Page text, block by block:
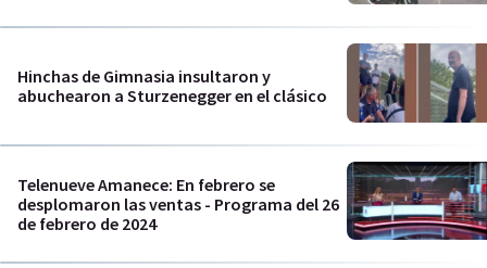
Hinchas de Gimnasia insultaron y
abuchearon a Sturzenegger en el clásico
Telenueve Amanece: En febrero se
desplomaron las ventas - Programa del 26
de febrero de 2024